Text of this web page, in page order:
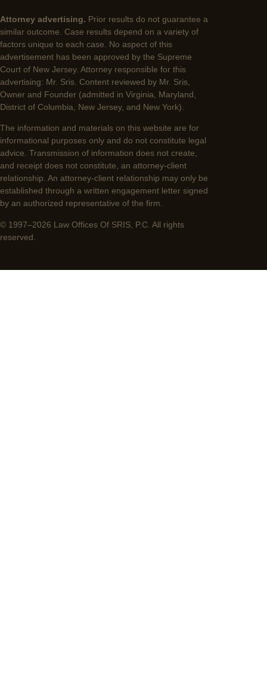
Attorney advertising. Prior results do not guarantee a
similar outcome. Case results depend on a variety of
factors unique to each case. No aspect of this
advertisement has been approved by the Supreme
Court of New Jersey. Attorney responsible for this
advertising: Mr. Sris. Content reviewed by Mr. Sris,
Owner and Founder (admitted in Virginia, Maryland,
District of Columbia, New Jersey, and New York).
The information and materials on this website are for
informational purposes only and do not constitute legal
advice. Transmission of information does not create,
and receipt does not constitute, an attorney-client
relationship. An attorney-client relationship may only be
established through a written engagement letter signed
by an authorized representative of the firm.
© 1997–2026 Law Offices Of SRIS, P.C. All rights
reserved.